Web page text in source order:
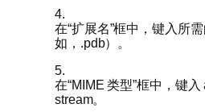
4.
在“扩展名”框中，键入所
如，.pdb）。
5.
在“MIME 类型”框中，键
stream。